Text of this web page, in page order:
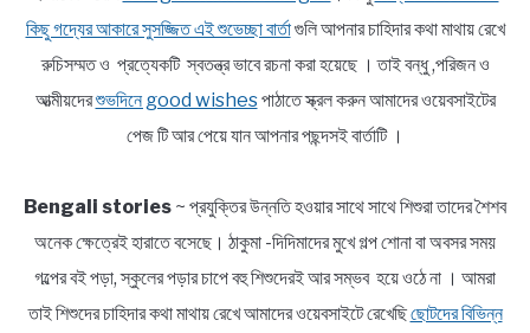
কিছু গদ্যের আকারে সুসজ্জিত এই শুভেচ্ছা বার্তাগুলি আপনার চাহিদার কথা মাথায় রেখে
রুচিসম্মত ও প্রত্যেকটি স্বতন্ত্র ভাবে রচনা করা হয়েছে । তাই বন্ধু ,পরিজন ও
আত্মীয়দেরশুভদিনে good wishesপাঠাতে স্ক্রল করুন আমাদের ওয়েবসাইটের
পেজ টি আর পেয়ে যান আপনার পছন্দসই বার্তাটি ।
Bengali stories ~ প্রযুক্তির উন্নতি হওয়ার সাথে সাথে শিশুরা তাদের শৈশব
অনেক ক্ষেত্রেই হারাতে বসেছে। ঠাকুমা -দিদিমাদের মুখে গল্প শোনা বা অবসর সময়
গল্পের বই পড়া, স্কুলের পড়ার চাপে বহু শিশুদেরই আর সম্ভব হয়ে ওঠে না । আমরা
তাই শিশুদের চাহিদার কথা মাথায় রেখে আমাদের ওয়েবসাইটে রেখেছিছোটদের বিভিন্ন